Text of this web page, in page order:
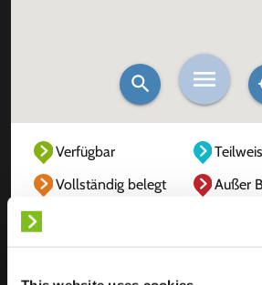
Verfügbar
Vollständig belegt
Außer